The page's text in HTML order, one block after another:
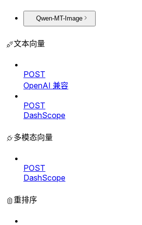
Qwen-MT-Image
文本向量
POST
OpenAI 兼容
POST
DashScope
多模态向量
POST
DashScope
重排序